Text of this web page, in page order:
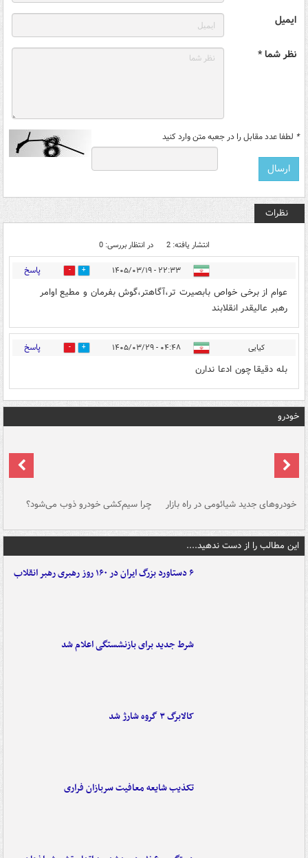
ایمیل
نظر شما *
* لطفا عدد مقابل را در جعبه متن وارد کنید
نظرات
انتشار یافته: 2 در انتظار بررسی: 0
۲۲:۳۳ - ۱۴۰۵/۰۳/۱۹ 0 پاسخ
عوام از برخی خواص بابصیرت تر،آگاهتر،گوش بفرمان و مطیع اوامر
رهبر عالیقدر انقلابند
کیایی ۰۴:۴۸ - ۱۴۰۵/۰۳/۲۹ 0 پاسخ
بله دقیقا چون ادعا ندارن
خودرو
خودروهای جدید شیائومی در راه بازار چرا سیم‌کشی خودرو ذوب می‌شود؟
این مطالب را از دست ندهید....
۶ دستاورد بزرگ ایران در ۱۶۰ روز رهبری رهبر انقلاب
شرط جدید برای بازنشستگی اعلام شد
کالابرگ ۳ گروه شارژ شد
تکذیب شایعه معافیت سربازان فراری